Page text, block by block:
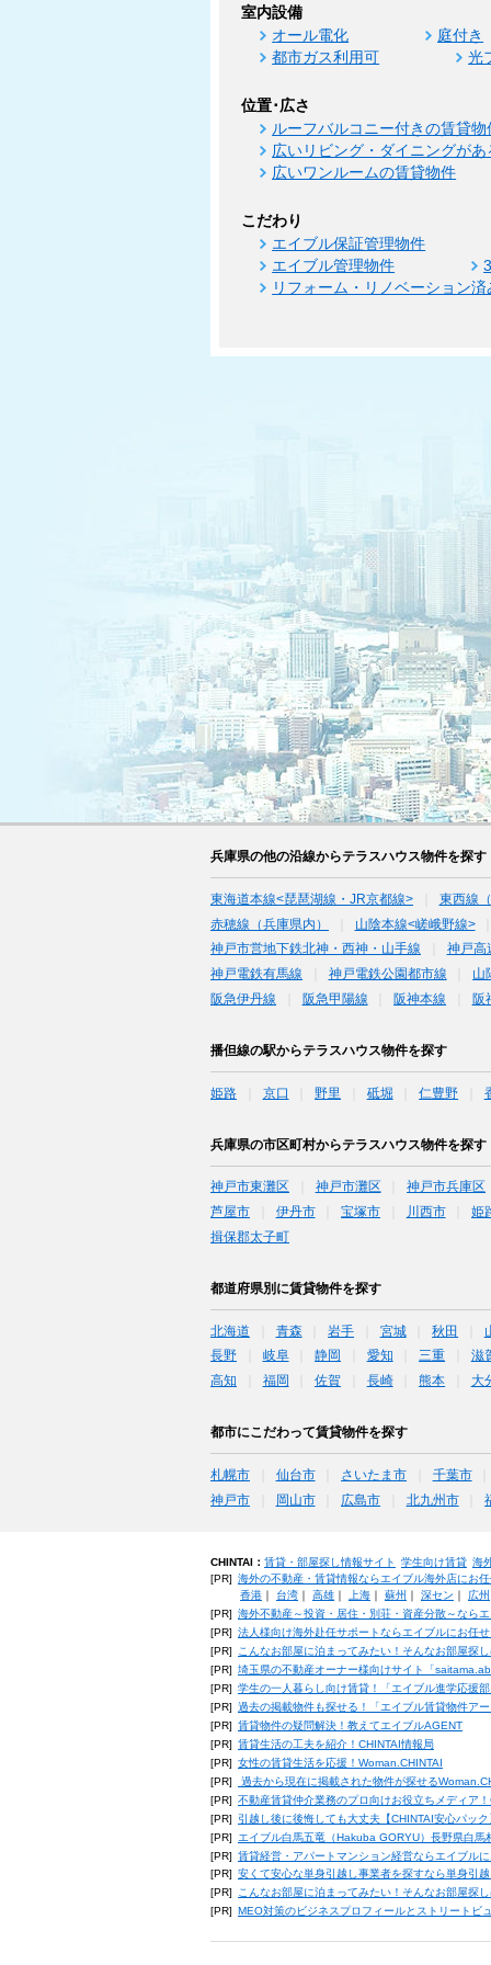
室内設備
オール電化
庭付き
都市ガス利用可
光
位置･広さ
ルーフバルコニー付きの賃貸物
広いリビング・ダイニングが
広いワンルームの賃貸物件
こだわり
エイブル保証管理物件
エイブル管理物件
リフォーム・リノベーション
兵庫県の他の沿線からテラスハウス物件を探す
東海道本線<琵琶湖線・JR京都線>
東西線
赤穂線（兵庫県内）
山陰本線<嵯峨野線>
神戸市営地下鉄北神・西神・山手線
神戸高
神戸電鉄有馬線
神戸電鉄公園都市線
山
阪急伊丹線
阪急甲陽線 阪神本線 阪
播但線の駅からテラスハウス物件を探す
姫路 京口 野里 砥堀 仁豊野
兵庫県の市区町村からテラスハウス物件を探す
神戸市東灘区 神戸市灘区
神戸市兵庫区
芦屋市
伊丹市 宝塚市 川西市
姫
揖保郡太子町
都道府県別に賃貸物件を探す
北海道 青森 岩手 宮城 秋田
長野
岐阜 静岡 愛知 三重
滋
高知
福岡 佐賀 長崎 熊本 大
都市にこだわって賃貸物件を探す
札幌市 仙台市 さいたま市
千葉市
神戸市
岡山市 広島市 北九州市
CHINTAI： 賃貸・部屋探し情報サイト 学生向け賃貸 海
[PR] 海外の不動産・賃貸情報ならエイブル海外店にお
香港｜ 台湾｜ 高雄｜ 上海｜ 蘇州 ｜ 深セン ｜ 広州
[PR] 海外不動産～投資・居住・別荘・資産分散～なら
[PR] 法人様向け海外赴任サポートならエイブルにお任
[PR]
こんなお部屋に泊まってみたい！そんなお部屋探
[PR] 埼玉県の不動産オーナー様向けサイト「
[PR] 学生の一人暮らし向け賃貸！「エイブル進学応援
[PR] 過去の掲載物件も探せる！「エイブル賃貸物件ア
[PR] 賃貸物件の疑問解決！教えてエイブルAGENT
[PR] 賃貸生活の工夫を紹介！CHINTAI情報局
[PR] 女性の賃貸生活を応援！Woman.CHINTAI
[PR]
過去から現在に掲載された物件が探せる
[PR] 不動産賃貸仲介業務のプロ向けお役立ちメディア
[PR]
引越し後に後悔しても大丈夫【CHINTAI安心パッ
[PR]
エイブル白馬五竜（Hakuba GORYU）長野県白馬
[PR] 賃貸経営・アパートマンション経営ならエイブル
[PR] 安くて安心な単身引越し事業者を探すなら単身引
[PR]
こんなお部屋に泊まってみたい！そんなお部屋探
[PR]
MEO対策のビジネスプロフィールとストリートビ